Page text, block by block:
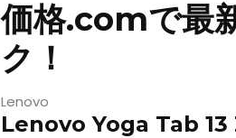
価格.comで最
ク！
Lenovo
Lenovo Yoga Tab